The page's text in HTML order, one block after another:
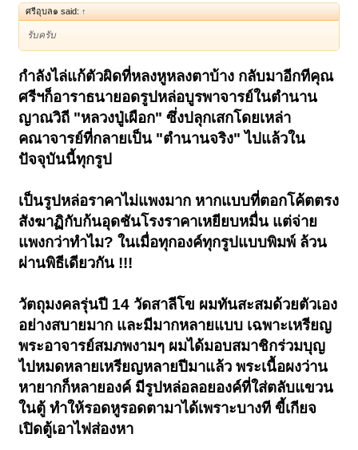
ศรีอุบล๑ said: ↑
รับครับ
กำลังไล่แก้ตัวผิดที่หลงหูหลงตาบ้าง กลับมาอีกทีคุณ
ศรีฯก็อาราธนายอดรูปหล่อบูรพาจารย์ในตำนาน
ญาณวิถี "หลวงปู่เผือก" ซึ่งปลุกเสกโดยเหล่า
คณาจารย์ที่กลายเป็น "ตำนานจริง" ไปแล้วใน
ปัจจุบันนี้ทุกรูป
เป็นรูปหล่อราคาไม่แพงมาก หากแบบที่ตอกโค้ตตรง
สังฆาฏิกับก้นอุดชันโรงราคาเหยียบหมื่น แต่จ่าย
แพงกว่าทำไม? ในเมื่อทุกองค์ทุกรูปแบบพิมพ์ ล้วน
ผ่านพิธีเดียวกัน !!!
วัตถุมงคลรุ่นปี 14 วัดสาลีโข ผมทันสะสมด้วยตัวเอง
อย่างสบายมาก และมีมากหลายแบบ เฉพาะเหรียญ
พระอาจารย์สมภพงามๆ ผมได้มอบสมาชิกร่วมบุญ
ไปหมดหลายเหรียญหลายปีมาแล้ว พระเนื้อผงว่าน
หายากก็หลายองค์ มีรูปหล่อลอยองค์ที่ใส่ตลับแขวน
ในตู้ ทำให้รอดหูรอดตามาได้เพราะบางที ขี้เกียจ
เปิดตู้เอาไฟส่องหา